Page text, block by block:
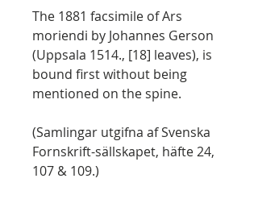
The 1881 facsimile of Ars
moriendi by Johannes Gerson
(Uppsala 1514., [18] leaves), is
bound first without being
mentioned on the spine.
(Samlingar utgifna af Svenska
Fornskrift-sällskapet, häfte 24,
107 & 109.)